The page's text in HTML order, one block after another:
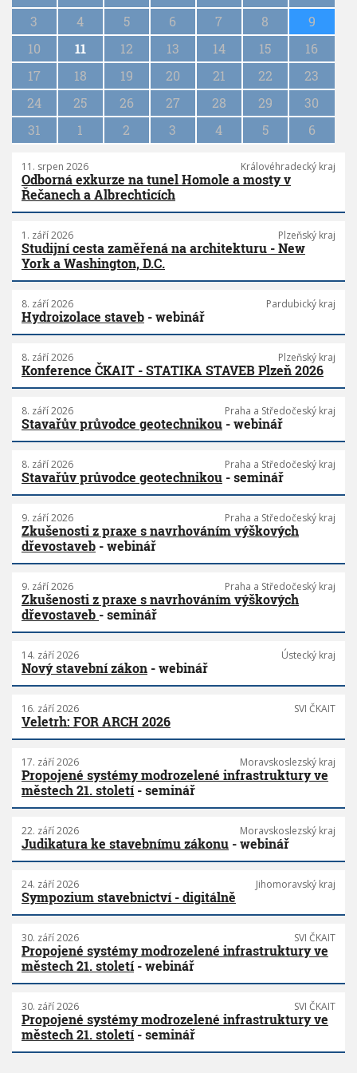
a
i
o
3
4 5 6 7 8
9
10
11 12 13 14 15
16
17
18 19 20 21 22
23
24
25 26 27 28 29
30
31
1 2 3 4 5 6
11. srpen 2026 Královéhradecký kraj
Odborná exkurze na tunel Homole a mosty v
Řečanech a Albrechticích
1. září 2026 Plzeňský kraj
Studijní cesta zaměřená na architekturu - New
York a Washington, D.C.
8. září 2026 Pardubický kraj
Hydroizolace staveb - webinář
8. září 2026 Plzeňský kraj
Konference ČKAIT - STATIKA STAVEB Plzeň 2026
8. září 2026 Praha a Středočeský kraj
Stavařův průvodce geotechnikou - webinář
8. září 2026 Praha a Středočeský kraj
Stavařův průvodce geotechnikou - seminář
9. září 2026 Praha a Středočeský kraj
Zkušenosti z praxe s navrhováním výškových
dřevostaveb - webinář
9. září 2026 Praha a Středočeský kraj
Zkušenosti z praxe s navrhováním výškových
dřevostaveb - seminář
14. září 2026 Ústecký kraj
Nový stavební zákon - webinář
16. září 2026 SVI ČKAIT
Veletrh: FOR ARCH 2026
17. září 2026 Moravskoslezský kraj
Propojené systémy modrozelené infrastruktury ve
městech 21. století- seminář
22. září 2026 Moravskoslezský kraj
Judikatura ke stavebnímu zákonu - webinář
24. září 2026 Jihomoravský kraj
Sympozium stavebnictví - digitálně
30. září 2026 SVI ČKAIT
Propojené systémy modrozelené infrastruktury ve
městech 21. století- webinář
30. září 2026 SVI ČKAIT
Propojené systémy modrozelené infrastruktury ve
městech 21. století- seminář